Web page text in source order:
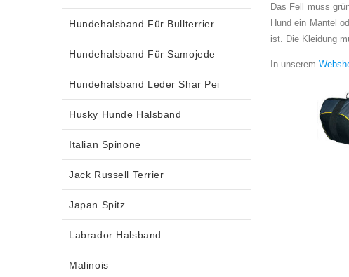
Das Fell muss
Hund ein Mantel
ist. Die Kleidung
In unserem
Hundehalsband Für Bullterrier
Hundehalsband Für Samojede
Hundehalsband Leder Shar Pei
Husky Hunde Halsband
Italian Spinone
Jack Russell Terrier
Japan Spitz
Labrador Halsband
Malinois